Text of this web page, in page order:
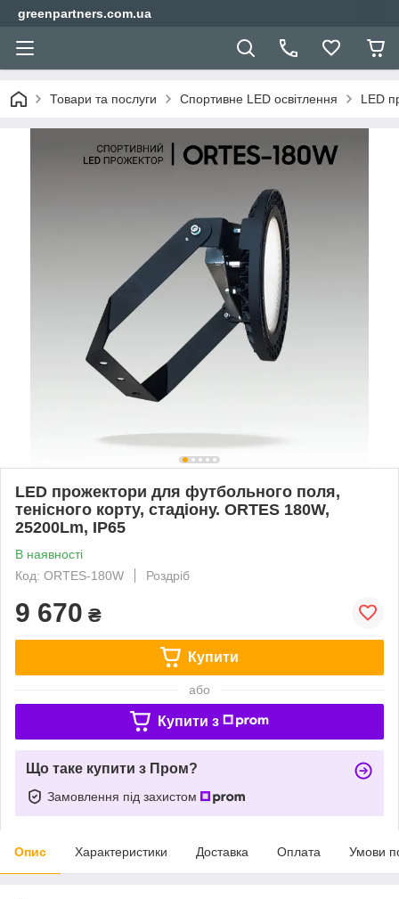
greenpartners.com.ua
Товари та послуги Спортивне LED освітлення LED
LED прожектори для футбольного поля,
тенісного корту, стадіону. ORTES 180W,
25200Lm, IP65
В наявності
Код: ORTES-180W
Роздріб
9 670 ₴
Купити
або
Купити з
Що таке купити з Пром?
Замовлення під захистом
Опис Характеристики Доставка Оплата Умови